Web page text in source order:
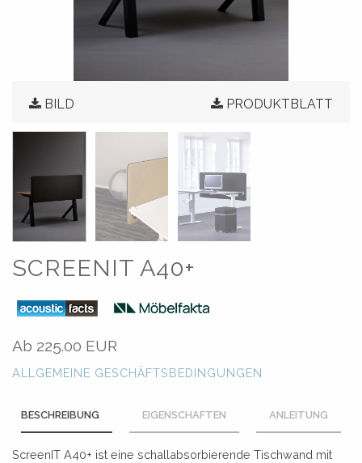
BILD PRODUKTBLATT
SCREENIT A40+
Ab 225.00 EUR
ALLGEMEINE GESCHÄFTSBEDINGUNGEN
BESCHREIBUNG EIGENSCHAFTEN ANLEITUNG
ScreenIT A40+ ist eine schallabsorbierende Tischwand mit